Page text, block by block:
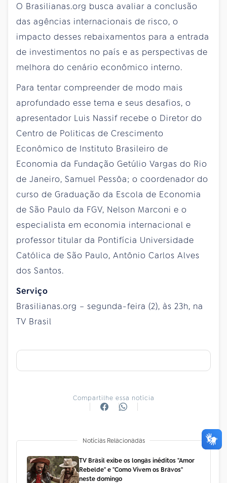
O Brasilianas.org busca avaliar a conclusão
das agências internacionais de risco, o
impacto desses rebaixamentos para a entrada
de investimentos no país e as perspectivas de
melhora do cenário econômico interno.
Para tentar compreender de modo mais
aprofundado esse tema e seus desafios, o
apresentador Luis Nassif recebe o Diretor do
Centro de Politicas de Crescimento
Econômico de Instituto Brasileiro de
Economia da Fundação Getúlio Vargas do Rio
de Janeiro, Samuel Pessôa; o coordenador do
curso de Graduação da Escola de Economia
de São Paulo da FGV, Nelson Marconi e o
especialista em economia internacional e
professor titular da Pontifícia Universidade
Católica de São Paulo, Antônio Carlos Alves
dos Santos.
Serviço
Brasilianas.org – segunda-feira (2), às 23h, na
TV Brasil
Compartilhe essa notícia
Notícias Relacionadas
TV Brasil exibe os longas inéditos "Amor
Rebelde" e "Como Vivem os Bravos"
neste domingo